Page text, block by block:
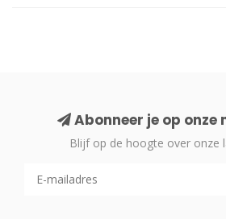
Abonneer je op onze
Blijf op de hoogte over onze